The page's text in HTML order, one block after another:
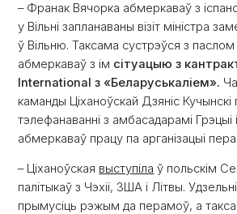
– Франак Вячорка абмеркаваў з
у Вільні запланаваны візіт міністра
ў Вільню. Таксама сустрэўся з паслом
абмеркаваў з ім сітуацыю з
International з «Беларуськаліем».
каманды Ціханоўскай Дзяніс
тэлефанаванні з амбасадарамі Грэцыі і
абмеркаваў працу па арганізацыі
– Ціханоўская выступіла ў польскім
палітыкаў з Чэхіі, ЗША і Літвы.
прымусіць рэжым да перамоў, а